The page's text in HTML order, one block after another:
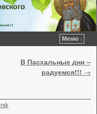
Меню ↓
В Пасхальные дни –
радуемся!!! →